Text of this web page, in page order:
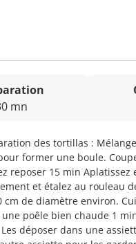
mn
des tortillas :
former une boule.
reposer 15 min Aplatissez
et étalez au rouleau
cm de diamètre environ.
poêle bien chaude 1
déposer dans une